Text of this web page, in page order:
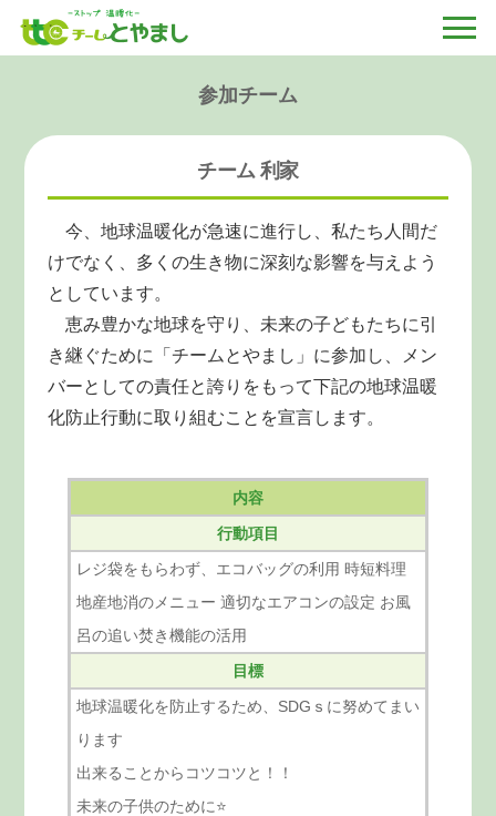
参加チーム
チーム 利家
今、地球温暖化が急速に進行し、私たち人間だ
けでなく、多くの生き物に深刻な影響を与えよう
としています。
恵み豊かな地球を守り、未来の子どもたちに引
き継ぐために「チームとやまし」に参加し、メン
バーとしての責任と誇りをもって下記の地球温暖
化防止行動に取り組むことを宣言します。
内容
行動項目
レジ袋をもらわず、エコバッグの利用 時短料理
地産地消のメニュー 適切なエアコンの設定 お風
呂の追い焚き機能の活用
目標
地球温暖化を防止するため、SDGｓに努めてまい
ります
出来ることからコツコツと！！
未来の子供のために⭐